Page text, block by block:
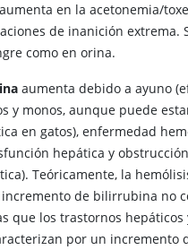
en la acetonemia/
de inanición extrema.
como en orina.
aumenta debido a ayuno
y monos, aunque puede
en gatos), enfermedad
hepática y
Teóricamente, la
de bilirrubina no
que los trastornos hepáticos
por un incremento